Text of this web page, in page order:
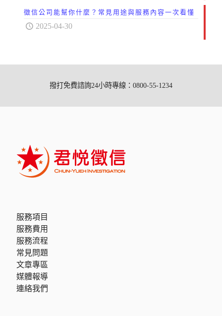
徵信公司能幫你什麼？常見用途與服務內容一次看懂
2025-04-30
撥打免費諮詢24小時專線：0800-55-1234
服務項目
服務費用
服務流程
常見問題
文章專區
媒體報導
連絡我們